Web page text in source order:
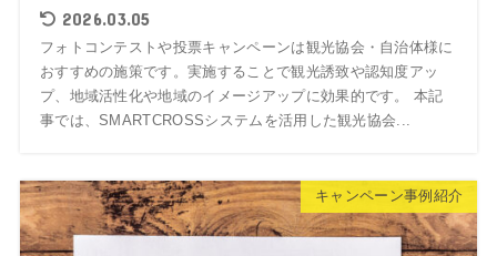
2026.03.05
フォトコンテストや投票キャンペーンは観光協会・自治体様に
おすすめの施策です。実施することで観光誘致や認知度アッ
プ、地域活性化や地域のイメージアップに効果的です。 本記
事では、SMARTCROSSシステムを活用した観光協会...
キャンペーン事例紹介